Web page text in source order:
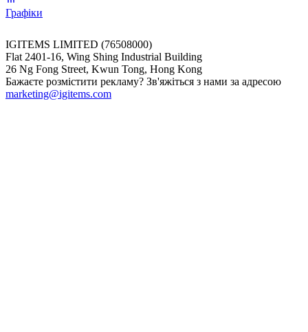
Графіки
IGITEMS LIMITED (76508000)
Flat 2401-16, Wing Shing Industrial Building
26 Ng Fong Street, Kwun Tong, Hong Kong
Бажаєте розмістити рекламу? Зв'яжіться з нами за адресою
marketing@igitems.com